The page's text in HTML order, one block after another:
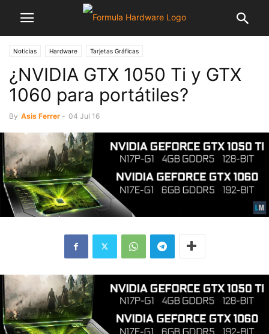
Noticias Hardware Tarjetas Gráficas
¿NVIDIA GTX 1050 Ti y GTX
1060 para portátiles?
By Asis Ferrer - 04 Jul 16